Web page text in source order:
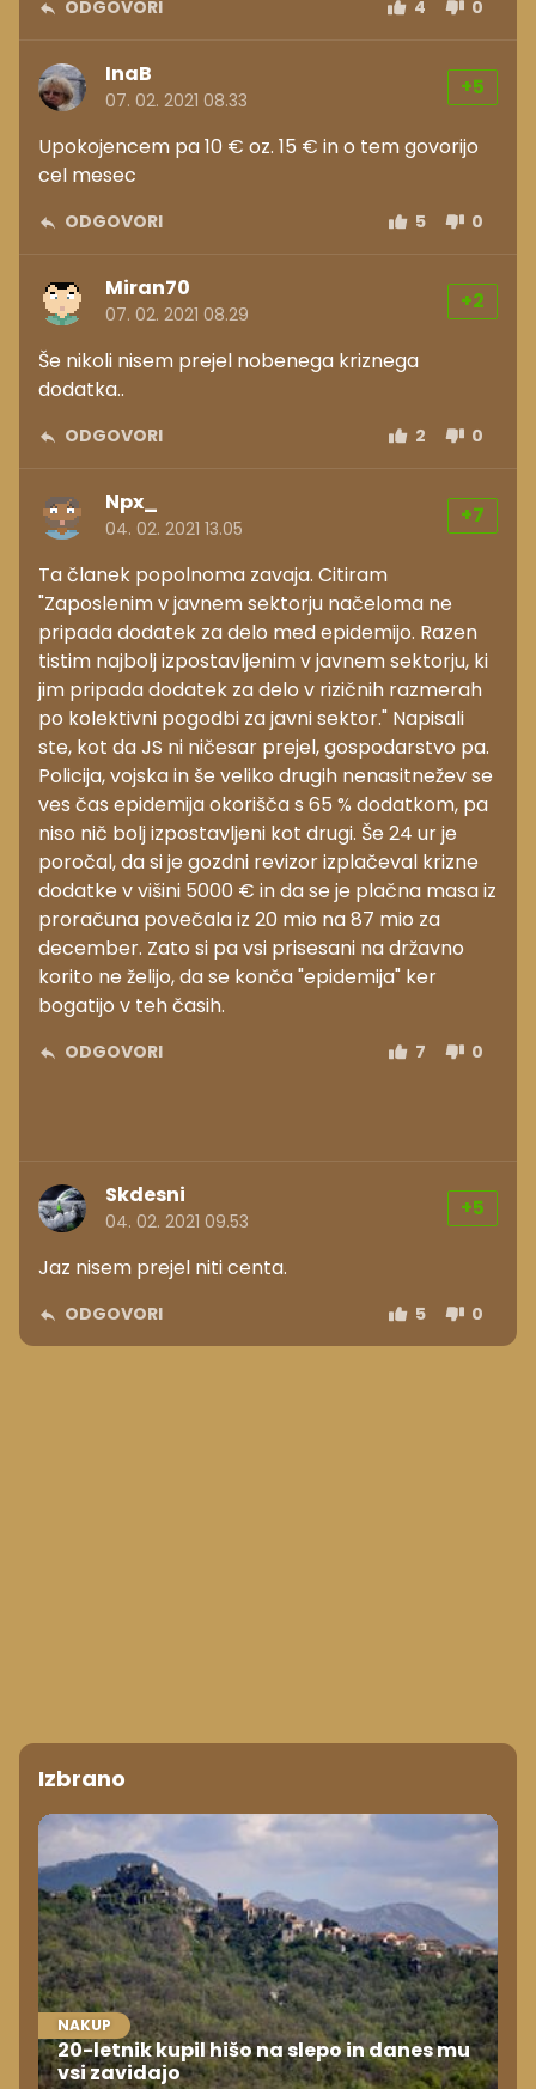
ODGOVORI 4 0
InaB
07. 02. 2021 08.33
+5
Upokojencem pa 10 € oz. 15 € in o tem govorijo
cel mesec
ODGOVORI 5 0
Miran70
07. 02. 2021 08.29
+2
Še nikoli nisem prejel nobenega kriznega
dodatka..
ODGOVORI 2 0
Npx_
04. 02. 2021 13.05
+7
Ta članek popolnoma zavaja. Citiram
"Zaposlenim v javnem sektorju načeloma ne
pripada dodatek za delo med epidemijo. Razen
tistim najbolj izpostavljenim v javnem sektorju, ki
jim pripada dodatek za delo v rizičnih razmerah
po kolektivni pogodbi za javni sektor." Napisali
ste, kot da JS ni ničesar prejel, gospodarstvo pa.
Policija, vojska in še veliko drugih nenasitnežev se
ves čas epidemija okorišča s 65 % dodatkom, pa
niso nič bolj izpostavljeni kot drugi. Še 24 ur je
poročal, da si je gozdni revizor izplačeval krizne
dodatke v višini 5000 € in da se je plačna masa iz
proračuna povečala iz 20 mio na 87 mio za
december. Zato si pa vsi prisesani na državno
korito ne želijo, da se konča "epidemija" ker
bogatijo v teh časih.
ODGOVORI 7 0
Skdesni
04. 02. 2021 09.53
+5
Jaz nisem prejel niti centa.
ODGOVORI 5 0
Izbrano
NAKUP
20-letnik kupil hišo na slepo in danes mu
vsi zavidajo